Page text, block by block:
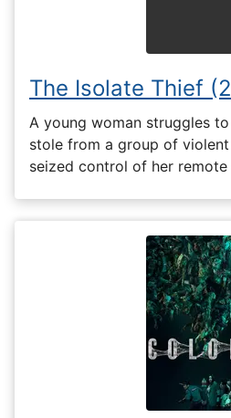
The Isolate Thief
A young woman struggles
stole from a group of
seized control of her